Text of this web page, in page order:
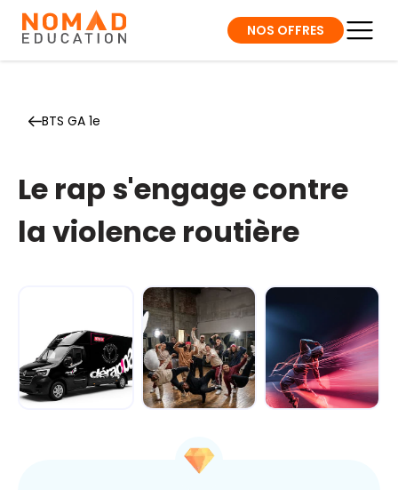
NOS OFFRES
BTS GA 1e
Le rap s'engage contre
la violence routière
Carré sur la
route... je gère
avant qu'ç...